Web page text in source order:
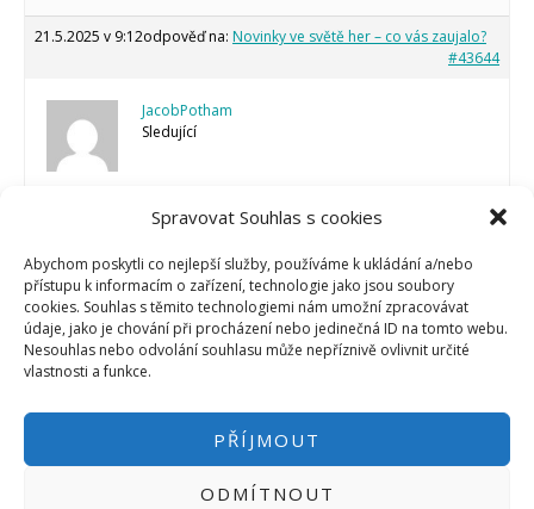
Spravovat Souhlas s cookies
Abychom poskytli co nejlepší služby, používáme k ukládání a/nebo
přístupu k informacím o zařízení, technologie jako jsou soubory
cookies. Souhlas s těmito technologiemi nám umožní zpracovávat
údaje, jako je chování při procházení nebo jedinečná ID na tomto webu.
Nesouhlas nebo odvolání souhlasu může nepříznivě ovlivnit určité
vlastnosti a funkce.
PŘÍJMOUT
ODMÍTNOUT
21.5.2025 v 9:12odpověď na: Novinky ve světě her – co vás zaujalo?
#43644
JacobPotham
Sledující
To zní dobře. Já teď jedu spíš „Baldur’s Gate 3“, ale přiznám se, že
do sebe, když jsou udělané poctivě.
Autor Příspěvky
Aktuálně je na stránce zobrazeno 6 příspěvků - 1. až 6. (celkem z 6)
PŘIHLÁSIT SE|